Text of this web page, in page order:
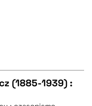
(1885-1939) :